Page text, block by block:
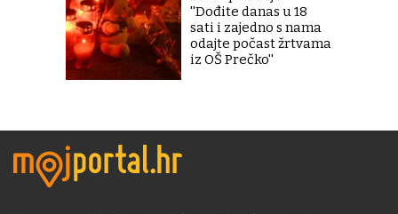
''Dođite danas u 18
sati i zajedno s nama
odajte počast žrtvama
iz OŠ Prečko''